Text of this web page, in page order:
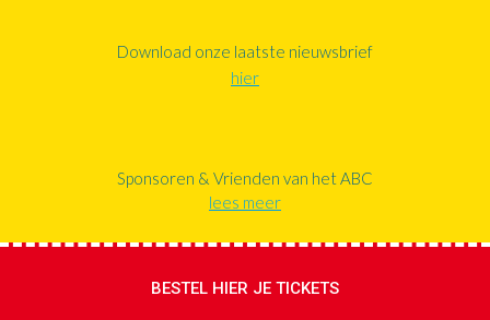
Download onze laatste nieuwsbrief
hier
Sponsoren & Vrienden van het ABC
lees meer
BESTEL HIER JE TICKETS